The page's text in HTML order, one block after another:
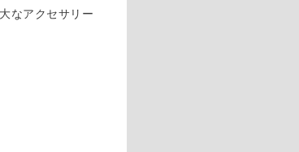
なアクセサリー